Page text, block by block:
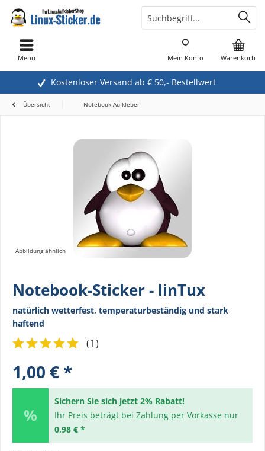
Kostenloser Versand ab € 50,- Bestellwert
Warenkorb
Mein Konto
Menü
Übersicht Notebook Aufkleber
Abbildung ähnlich
Notebook-Sticker - linTux
natürlich wetterfest, temperaturbeständig und stark
haftend
(1)
1,00 € *
Sichern Sie sich jetzt 2% Rabatt!
Ihr Preis beträgt bei Zahlung per Vorkasse nur
0,98 € *